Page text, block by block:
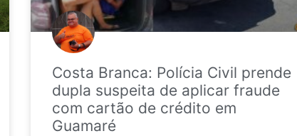
Costa Branca: Polícia Civil prende
dupla suspeita de aplicar fraude
com cartão de crédito em
Guamaré